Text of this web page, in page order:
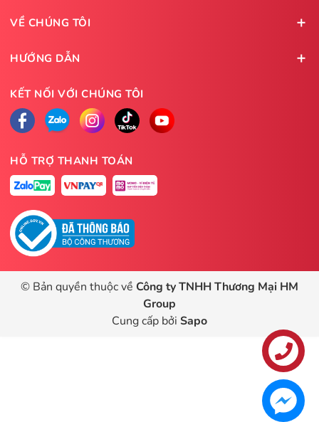
VỀ CHÚNG TÔI
HƯỚNG DẪN
KẾT NỐI VỚI CHÚNG TÔI
HỖ TRỢ THANH TOÁN
© Bản quyền thuộc về Công ty TNHH Thương Mại HM
Group
Cung cấp bởi Sapo
Liên hệ